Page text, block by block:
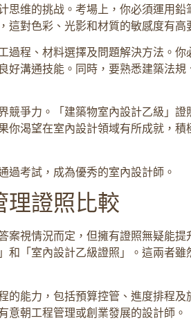
维的挑战。考場上，你必須運用
對色彩、光影和材質的敏感度有高
過程、材料選擇及問題解決方法。
溝通技能。同時，要熟悉建築法
爭力。「建築物室內設計乙級」
渴望在室內設計領域有所成就，
過考試，成為優秀的室內設計師。
理證照比較
視情況而定，但擁有證照無疑能
「室內設計乙級證照」。這兩者
能力，包括預算控管、進度排程及
意朝工程管理或創業發展的設計師。